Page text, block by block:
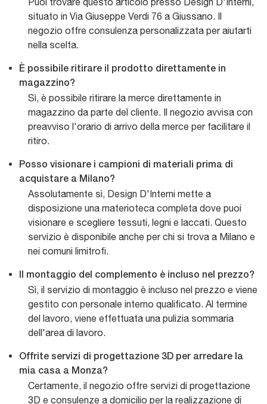
situato in Via Giuseppe Verdi 76 a Giussano. Il
negozio offre consulenza personalizzata per aiutarti
nella scelta.
È possibile ritirare il prodotto direttamente in
magazzino?
Sì, è possibile ritirare la merce direttamente in
magazzino da parte del cliente. Il negozio avvisa con
preavviso l'orario di arrivo della merce per facilitare il
ritiro.
Posso visionare i campioni di materiali prima di
acquistare a Milano?
Assolutamente sì, Design D'Interni mette a
disposizione una materioteca completa dove puoi
visionare e scegliere tessuti, legni e laccati. Questo
servizio è disponibile anche per chi si trova a Milano e
nei comuni limitrofi.
Il montaggio del complemento è incluso nel prezzo?
Sì, il servizio di montaggio è incluso nel prezzo e viene
gestito con personale interno qualificato. Al termine
del lavoro, viene effettuata una pulizia sommaria
dell'area di lavoro.
Offrite servizi di progettazione 3D per arredare la
mia casa a Monza?
Certamente, il negozio offre servizi di progettazione
3D e consulenze a domicilio per la realizzazione di